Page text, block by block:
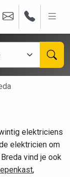
elektriciens
elektricien om
vind je ook
,